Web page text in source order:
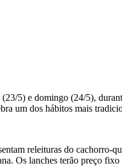
5) e domingo (24/5),
um dos hábitos mais
releituras do cachorro-
Os lanches terão preço